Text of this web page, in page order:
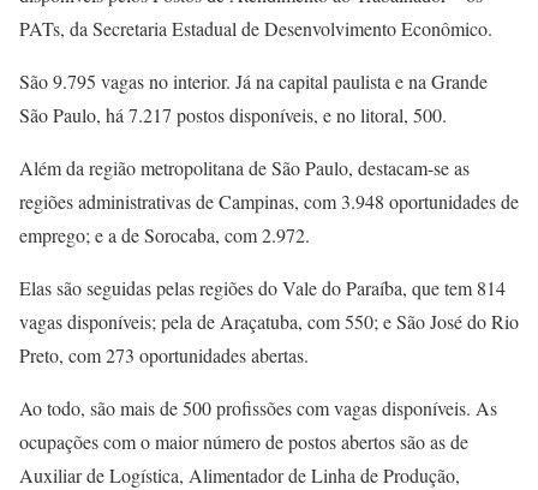
PATs, da Secretaria Estadual de Desenvolvimento Econômico.
São 9.795 vagas no interior. Já na capital paulista e na Grande
São Paulo, há 7.217 postos disponíveis, e no litoral, 500.
Além da região metropolitana de São Paulo, destacam-se as
regiões administrativas de Campinas, com 3.948 oportunidades de
emprego; e a de Sorocaba, com 2.972.
Elas são seguidas pelas regiões do Vale do Paraíba, que tem 814
vagas disponíveis; pela de Araçatuba, com 550; e São José do Rio
Preto, com 273 oportunidades abertas.
Ao todo, são mais de 500 profissões com vagas disponíveis. As
ocupações com o maior número de postos abertos são as de
Auxiliar de Logística, Alimentador de Linha de Produção,